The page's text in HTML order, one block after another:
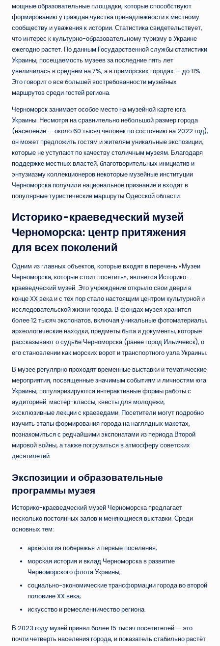
мощные образовательные площадки, которые способствуют
формированию у граждан чувства принадлежности к местному
сообществу и уважения к истории. Статистика свидетельствует,
что интерес к культурно-образовательному туризму в Украине
ежегодно растет. По данным Государственной службы статистики
Украины, посещаемость музеев за последние пять лет
увеличилась в среднем на 7%, а в приморских городах — до 11%.
Это говорит о все большей востребованности музейных
маршрутов среди гостей региона.
Черноморск занимает особое место на музейной карте юга
Украины. Несмотря на сравнительно небольшой размер города
(население — около 60 тысяч человек по состоянию на 2022 год),
он может предложить гостям и жителям уникальные экспозиции,
которые не уступают по качеству столичным музеям. Благодаря
поддержке местных властей, благотворительных инициатив и
энтузиазму коллекционеров некоторые музейные институции
Черноморска получили национальное признание и входят в
популярные туристические маршруты Одесской области.
Историко-краеведческий музей
Черноморска: центр притяжения
для всех поколений
Одним из главных объектов, которые входят в перечень «Музеи
Черноморска, которые стоит посетить», является Историко-
краеведческий музей. Это учреждение открыло свои двери в
конце XX века и с тех пор стало настоящим центром культурной и
исследовательской жизни города. В фондах музея хранится
более 12 тысяч экспонатов, включая уникальные фотоматериалы,
археологические находки, предметы быта и документы, которые
рассказывают о судьбе Черноморска (ранее город Ильичевск), о
его становлении как морских ворот и транспортного узла Украины.
В музее регулярно проходят временные выставки и тематические
мероприятия, посвященные значимым событиям и личностям юга
Украины, популяризируются интерактивные формы работы с
аудиторией: мастер-классы, квесты для молодежи,
эксклюзивные лекции с краеведами. Посетители могут подробно
изучить этапы формирования города на наглядных макетах,
познакомиться с редчайшими экспонатами из периода Второй
мировой войны, а также погрузиться в атмосферу советских
десятилетий.
Экспозиции и образовательные
программы музея
Историко-краеведческий музей Черноморска предлагает
несколько постоянных залов и меняющиеся выставки. Среди
основных тем:
археология побережья и первые поселения;
морская история и вклад Черноморска в развитие
Черноморского флота Украины;
социально-экономические трансформации города во второй
половине XX века;
искусство и ремесленничество региона.
В 2023 году музей принял более 15 тысяч посетителей — это
почти четверть населения города, и показатель стабильно растёт